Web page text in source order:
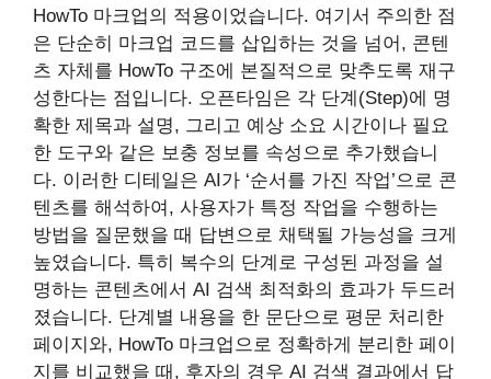
HowTo 마크업의 적용이었습니다. 여기서 주의한 점
은 단순히 마크업 코드를 삽입하는 것을 넘어, 콘텐
츠 자체를 HowTo 구조에 본질적으로 맞추도록 재구
성한다는 점입니다. 오픈타임은 각 단계(Step)에 명
확한 제목과 설명, 그리고 예상 소요 시간이나 필요
한 도구와 같은 보충 정보를 속성으로 추가했습니
다. 이러한 디테일은 AI가 ‘순서를 가진 작업’으로 콘
텐츠를 해석하여, 사용자가 특정 작업을 수행하는
방법을 질문했을 때 답변으로 채택될 가능성을 크게
높였습니다. 특히 복수의 단계로 구성된 과정을 설
명하는 콘텐츠에서 AI 검색 최적화의 효과가 두드러
졌습니다. 단계별 내용을 한 문단으로 평문 처리한
페이지와, HowTo 마크업으로 정확하게 분리한 페이
지를 비교했을 때, 후자의 경우 AI 검색 결과에서 답